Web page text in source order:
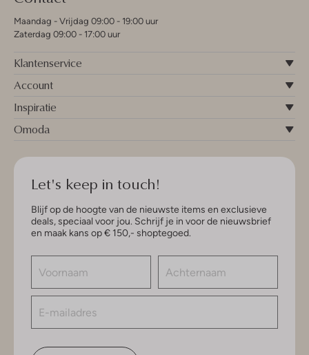
Maandag - Vrijdag 09:00 - 19:00 uur
Zaterdag 09:00 - 17:00 uur
Klantenservice
Account
Inspiratie
Omoda
Let's keep in touch!
Blijf op de hoogte van de nieuwste items en exclusieve
deals, speciaal voor jou. Schrijf je in voor de nieuwsbrief
en maak kans op € 150,- shoptegoed.